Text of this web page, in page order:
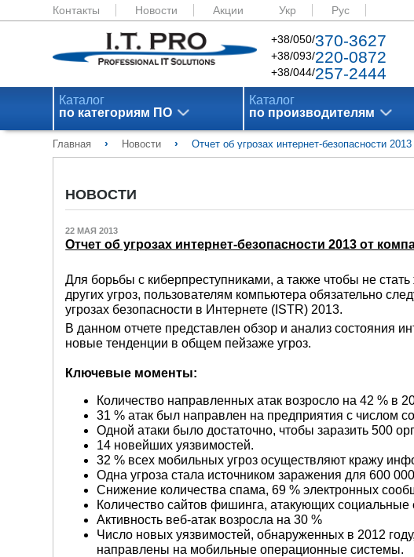
Контакты Новости Акции Укр Рус
+38/050/370-3627
+38/093/220-0872
+38/044/257-2444
Каталог
по категориям ПО
Каталог
по производителям
Главная › Новости › Отчет об угрозах интернет-безопасности
НОВОСТИ
22 МАЯ 2013
Отчет об угрозах интернет-безопасности 2013 от
Для борьбы с киберпреступниками, а также чтобы не
других угроз, пользователям компьютера обязательно
угрозах безопасности в Интернете (ISTR) 2013.
В данном отчете представлен обзор и анализ состояния
новые тенденции в общем пейзаже угроз.
Ключевые моменты:
Количество направленных атак возросло на 42 % в
31 % атак был направлен на предприятия с числом
Одной атаки было достаточно, чтобы заразить 500
14 новейших уязвимостей.
32 % всех мобильных угроз осуществляют кражу
Одна угроза стала источником заражения для 600
Снижение количества спама, 69 % электронных
Количество сайтов фишинга, атакующих социальные
Активность веб-атак возросла на 30 %
Число новых уязвимостей, обнаруженных в 2012
направлены на мобильные операционные системы.